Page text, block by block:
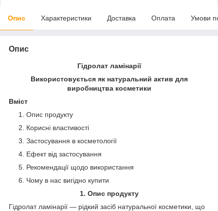
Опис Характеристики Доставка Оплата Умови
Опис
Гідролат ламінарії
Використовується як натуральний актив для
виробництва косметики
Вміст
Опис продукту
Корисні властивості
Застосування в косметології
Ефект від застосування
Рекомендації щодо використання
Чому в нас вигідно купити
1. Опис продукту
Гідролат ламінарії — рідкий засіб натуральної косметики, що